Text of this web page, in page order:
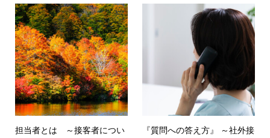
ー
担当者とは ～接客者につい
『質問への答え方』 ～社外接